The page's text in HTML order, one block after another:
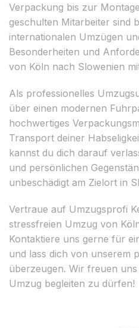
Verpackung bis zur
geschulten Mitarbeiter sind
internationalen Umzügen
Besonderheiten und
von Köln nach Slowenien
Als professionelles
über einen modernen
hochwertiges
Transport deiner
kannst du dich darauf
und persönlichen
unbeschädigt am Zielort in
Vertraue auf Umzugsprofi
stressfreien Umzug von
Kontaktiere uns gerne für
und lass dich von unserem
überzeugen. Wir freuen
Umzug begleiten zu dürfen!